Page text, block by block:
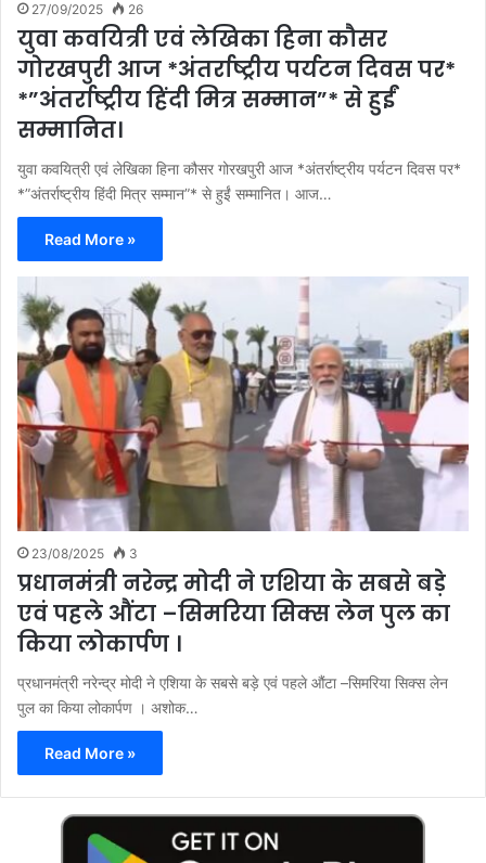
27/09/2025 26
युवा कवयित्री एवं लेखिका हिना कौसर
गोरखपुरी आज *अंतर्राष्ट्रीय पर्यटन दिवस पर*
*”अंतर्राष्ट्रीय हिंदी मित्र सम्मान”* से हुईं
सम्मानित।
युवा कवयित्री एवं लेखिका हिना कौसर गोरखपुरी आज *अंतर्राष्ट्रीय पर्यटन दिवस पर*
*”अंतर्राष्ट्रीय हिंदी मित्र सम्मान”* से हुईं सम्मानित। आज…
Read More »
23/08/2025 3
प्रधानमंत्री नरेन्द्र मोदी ने एशिया के सबसे बड़े
एवं पहले औंटा –सिमरिया सिक्स लेन पुल का
किया लोकार्पण ।
प्रधानमंत्री नरेन्द्र मोदी ने एशिया के सबसे बड़े एवं पहले औंटा –सिमरिया सिक्स लेन
पुल का किया लोकार्पण । अशोक…
Read More »